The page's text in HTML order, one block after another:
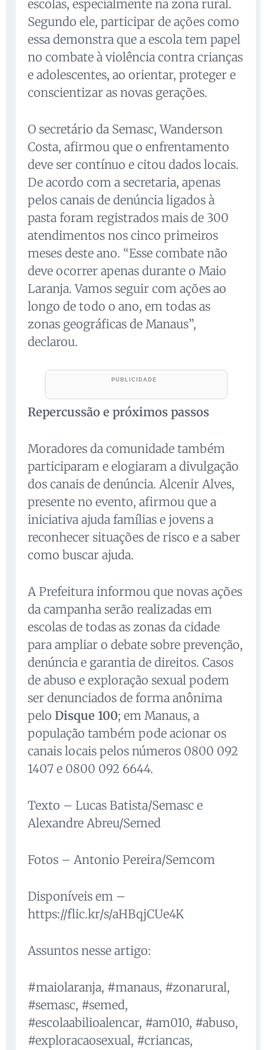
escolas, especialmente na zona rural.
Segundo ele, participar de ações como
essa demonstra que a escola tem papel
no combate à violência contra crianças
e adolescentes, ao orientar, proteger e
conscientizar as novas gerações.
O secretário da Semasc, Wanderson
Costa, afirmou que o enfrentamento
deve ser contínuo e citou dados locais.
De acordo com a secretaria, apenas
pelos canais de denúncia ligados à
pasta foram registrados mais de 300
atendimentos nos cinco primeiros
meses deste ano. “Esse combate não
deve ocorrer apenas durante o Maio
Laranja. Vamos seguir com ações ao
longo de todo o ano, em todas as
zonas geográficas de Manaus”,
declarou.
Repercussão e próximos passos
Moradores da comunidade também
participaram e elogiaram a divulgação
dos canais de denúncia. Alcenir Alves,
presente no evento, afirmou que a
iniciativa ajuda famílias e jovens a
reconhecer situações de risco e a saber
como buscar ajuda.
A Prefeitura informou que novas ações
da campanha serão realizadas em
escolas de todas as zonas da cidade
para ampliar o debate sobre prevenção,
denúncia e garantia de direitos. Casos
de abuso e exploração sexual podem
ser denunciados de forma anônima
pelo Disque 100; em Manaus, a
população também pode acionar os
canais locais pelos números 0800 092
1407 e 0800 092 6644.
Texto – Lucas Batista/Semasc e
Alexandre Abreu/Semed
Fotos – Antonio Pereira/Semcom
Disponíveis em –
https://flic.kr/s/aHBqjCUe4K
Assuntos nesse artigo:
#maiolaranja, #manaus, #zonarural,
#semasc, #semed,
#escolaabilioalencar, #am010, #abuso,
#exploracaosexual, #criancas,